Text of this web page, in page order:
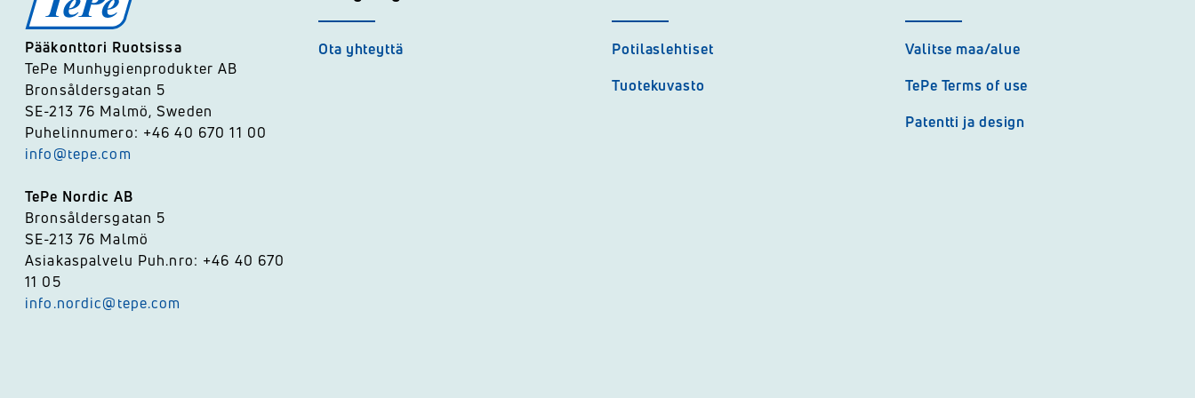
Pääkonttori Ruotsissa
TePe Munhygienprodukter AB
Bronsåldersgatan 5
SE-213 76 Malmö, Sweden
Puhelinnumero: +46 40 670 11 00
info@tepe.com
TePe Nordic AB
Bronsåldersgatan 5
SE-213 76 Malmö
Asiakaspalvelu Puh.nro: +46 40 670
11 05
info.nordic@tepe.com
Ota yhteyttä
Potilaslehtiset
Tuotekuvasto
Valitse maa/alue
TePe Terms of use
Patentti ja design